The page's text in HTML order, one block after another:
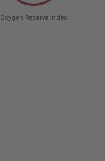
Oxygen Reserve Index